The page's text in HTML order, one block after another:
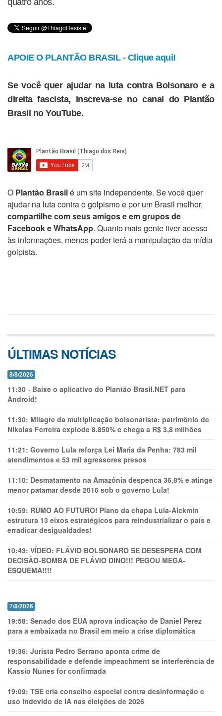
quatro anos.
APOIE O PLANTÃO BRASIL - Clique aqui!
Se você quer ajudar na luta contra Bolsonaro e a
direita fascista, inscreva-se no canal do Plantão
Brasil no YouTube.
O Plantão Brasilé um site independente. Se você quer
ajudar na luta contra o golpismo e por um Brasil melhor,
compartilhe com seus amigos e em grupos de
Facebook e WhatsApp. Quanto mais gente tiver acesso
às informações, menos poder terá a manipulação da mídia
golpista.
ÚLTIMAS NOTÍCIAS
8/8/2026
11:30 - Baixe o aplicativo do Plantão Brasil.NET para
Android!
11:30: Milagre da multiplicação bolsonarista: patrimônio de
Nikolas Ferreira explode 8.850% e chega a R$ 3,8 milhões
11:21: Governo Lula reforça Lei Maria da Penha: 783 mil
atendimentos e 53 mil agressores presos
11:10: Desmatamento na Amazônia despenca 36,8% e atinge
menor patamar desde 2016 sob o governo Lula!
10:59: RUMO AO FUTURO! Plano da chapa Lula-Alckmin
estrutura 13 eixos estratégicos para reindustrializar o país e
erradicar desigualdades!
10:43: VÍDEO: FLÁVIO BOLSONARO SE DESESPERA COM
DECISÃO-BOMBA DE FLÁVIO DINO!!! PEGOU MEGA-
ESQUEMA!!!!
7/8/2026
19:58: Senado dos EUA aprova indicação de Daniel Perez
para a embaixada no Brasil em meio a crise diplomática
19:36: Jurista Pedro Serrano aponta crime de
responsabilidade e defende impeachment se interferência de
Kassio Nunes for confirmada
19:09: TSE cria conselho especial contra desinformação e
uso indevido de IA nas eleições de 2026